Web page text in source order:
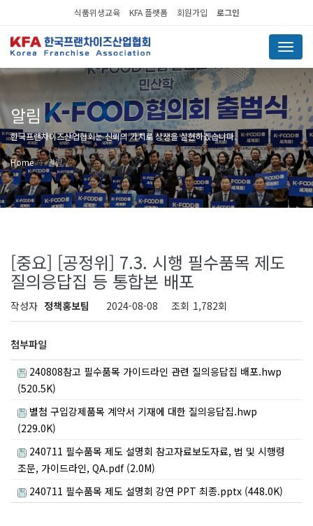
식품위생교육 KFA 플랫폼 회원가입 로그인
Menu
알림
한국프랜차이즈산업협회는 신뢰의 가치로 상생을 실현하겠습니다.
Home 알림
[중요] [공정위] 7.3. 시행 필수품목 제도
질의응답집 등 통합본 배포
작성자 정책홍보팀 2024-08-08 조회 1,782회
첨부파일
240808참고 필수품목 가이드라인 관련 질의응답집 배포.hwp
(520.5K)
별첨 구입강제품목 계약서 기재에 대한 질의응답집.hwp
(229.0K)
240711 필수품목 제도 설명회 참고자료보도자료, 법 및 시행령
조문, 가이드라인, QA.pdf (2.0M)
240711 필수품목 제도 설명회 강연 PPT 최종.pptx (448.0K)